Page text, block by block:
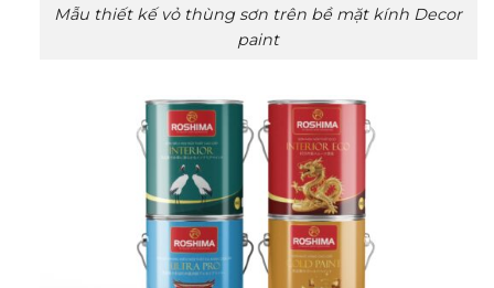
Mẫu thiết kế vỏ thùng sơn trên bề mặt kính Decor
paint